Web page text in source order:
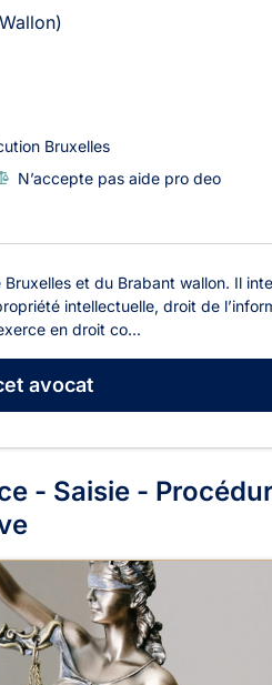
Bruxelles
N’accepte pas aide pro deo
et du Brabant wallon. Il
intellectuelle, droit de
en droit co...
avocat
- Saisie -